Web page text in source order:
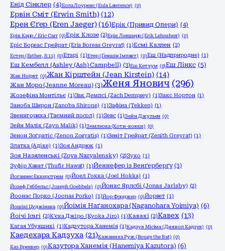
Енід Сінклер (4)Еола Лоуренс (Eula Lawrence) (0)
Ервін Сміт (Erwin Smith) (12)
Ерен Єґер (Eren Jaeger) (16)Ерік (Привид Опери) (4)
Ерік Карр / Eric Carr (0)Ерік Клозе (2)Ерік Леншерр (Erik Lehnsherr) (0)
Еріс Бореас Грейрат (Eris Boreas Greyrat) (1)Есмі Каллен (2)
Естер (Esther, 8:11) (0)Етарі (1)Етер (Ґеншін Імпакт) (0)Еш (Надприродне) (1)
Еш Кембелл (Ashley (Ash) Campbell) (3)Еш Кетчум (0)Еш Лінкс (5)
Жак Ноірет (0)Жан Кірштейн (Jean Kirstein) (14)
Жан Моро (Jeanne Moreau) (3)Женя Янович (296)
Жозефіна Монтільє (1)Зак Демпсі (Zach Dempsey) (1)Закс Нортон (1)
Заноба Широн (Zanoba Shirone) (1)Зафіна (Tekken) (1)
Звенигориха (Таємний посол) (1)Зевс (1)Зейн Джульєн (0)
Зейн Малік (Zayn Malik) (1)Землеока (Коти-вояки) (0)
Зенон Зоґратіс (Zenon Zogratis) (1)Зеніт Грейрат (Zenith Greyrat) (1)
Златка (Адіке) (1)Зоя Андрюк (1)
Зоя Назяленські (Zoya Nazyalensky) (2)Зуко (1)
Зуфір Хават (Thufir Hawat) (1)Йеннефер із Венґерберґу (3)
Йоганнес Еккерстрем (0)Йоел Гокка (Joel Hokka) (1)
Йозеф Геббельс (Joseph Goebbels) (0)Йонас Ярлсбі (Jonas Jarlsby) (2)
Йоонас Порко (Joonas Porko) (1)Йор Форджер (0)Йорвет (1)
Йошікі Цуджінака (0)Йоімія Наґанохара (Naganohara Yoimiya) (6)
Йоічі Ісагі (2)К'єка Джіро (Kyoka Jiro) (1)Кавакі (2)Кавех (13)
Кагая Убуяшикі (1)Кадзутора Ханемія (1)Кадзуя Місіма (Диявол Кадзуя) (0)
Каедехара Кадзуха (21)Кажаниха Руж (Rouge the Bat) (0)
Каз Бреккер (0)Казутора Ханемія (Hanemiya Kazutora) (6)